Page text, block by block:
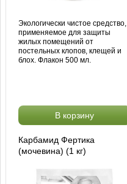
Экологически чистое средство,
применяемое для защиты
жилых помещений от
постельных клопов, клещей и
блох. Флакон 500 мл.
В корзину
Карбамид Фертика
(мочевина) (1 кг)